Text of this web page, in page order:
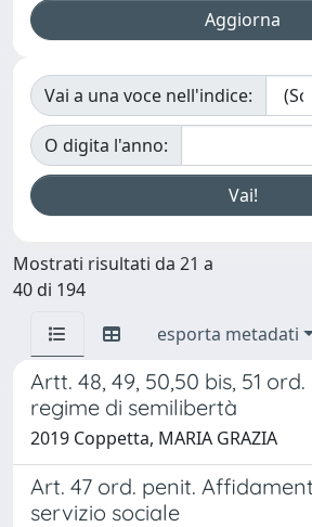
Vai a una voce nell'indice:
O digita l'anno:
Mostrati risultati da 21 a
40 di 194
esporta metadati
Artt. 48, 49, 50,50 bis, 51
regime di semilibertà
2019 Coppetta, MARIA GRAZIA
Art. 47 ord. penit.
servizio sociale